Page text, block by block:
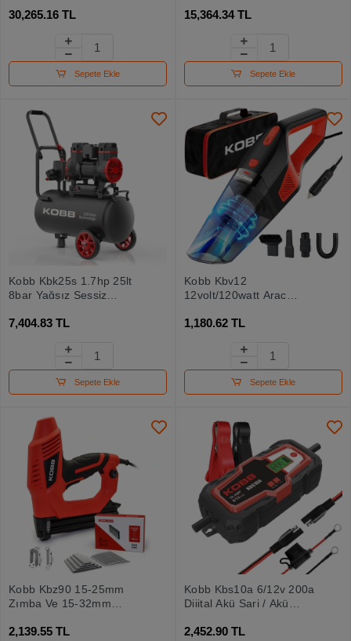
Hava Kompresörü
30,265.16 TL
Sepete Ekle
Kompresörü
15,364.34 TL
Sepete Ekle
Kobb Kbk25s 1.7hp 25lt
8bar Yağsız Sessiz
Kompresörü
7,404.83 TL
Sepete Ekle
Kobb Kbv12
12volt/120watt Araç
Aksesuar Seti + Taşıma
1,180.62 TL
Sepete Ekle
Kobb Kbz90 15-25mm
Zımba Ve 15-32mm
Makinesi + 3000 Adet
2,139.55 TL
Kobb Kbs10a 6/12v 200a
Dijital Akü Şarj / Akü
Power Supply
2,452.90 TL